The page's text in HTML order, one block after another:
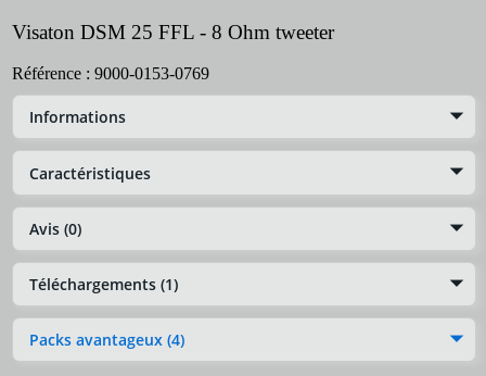
Visaton DSM 25 FFL - 8 Ohm tweeter
Référence : 9000-0153-0769
Informations
Caractéristiques
Avis (0)
Téléchargements (1)
Packs avantageux (4)